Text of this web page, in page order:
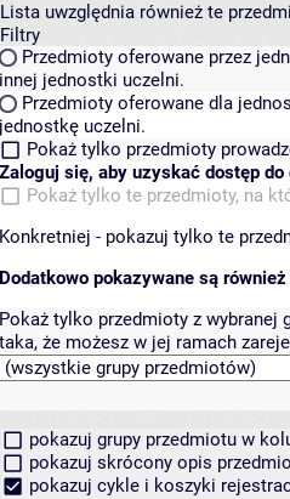
Lista uwzględnia również te
Filtry
Przedmioty oferowane przez
innej jednostki uczelni.
Przedmioty oferowane dla
jednostkę uczelni.
Pokaż tylko przedmioty
Zaloguj się, aby uzyskać dostęp
Pokaż tylko te przedmioty, na
Konkretniej - pokazuj tylko te
Dodatkowo pokazywane są
Pokaż tylko przedmioty z wybranej
taka, że możesz w jej ramach
pokazuj grupy przedmiotu w
pokazuj skrócony opis
pokazuj cykle i koszyki